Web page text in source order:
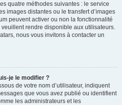
quatre méthodes suivantes : le service
images distantes ou le transfert d’images
peuvent activer ou non la fonctionnalité
veuillent rendre disponible aux utilisateurs.
nous vous invitons à contacter un
je le modifier ?
de votre nom d’utilisateur, indiquent
que vous avez publié ou identifient
les administrateurs et les